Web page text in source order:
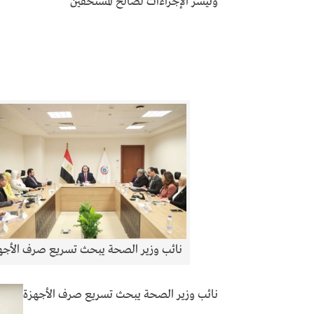
نائب وزير الصحة يبحث تسريع صرف
نائب وزير الصحة يبحث تسريع صرف الأجهزة